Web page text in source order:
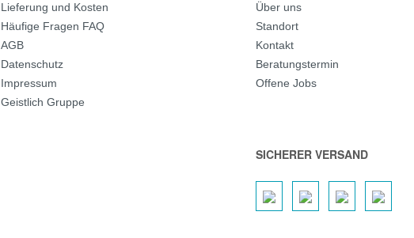
Lieferung und Kosten
Häufige Fragen FAQ
AGB
Datenschutz
Impressum
Geistlich Gruppe
Über uns
Standort
Kontakt
Beratungstermin
Offene Jobs
SICHERER VERSAND